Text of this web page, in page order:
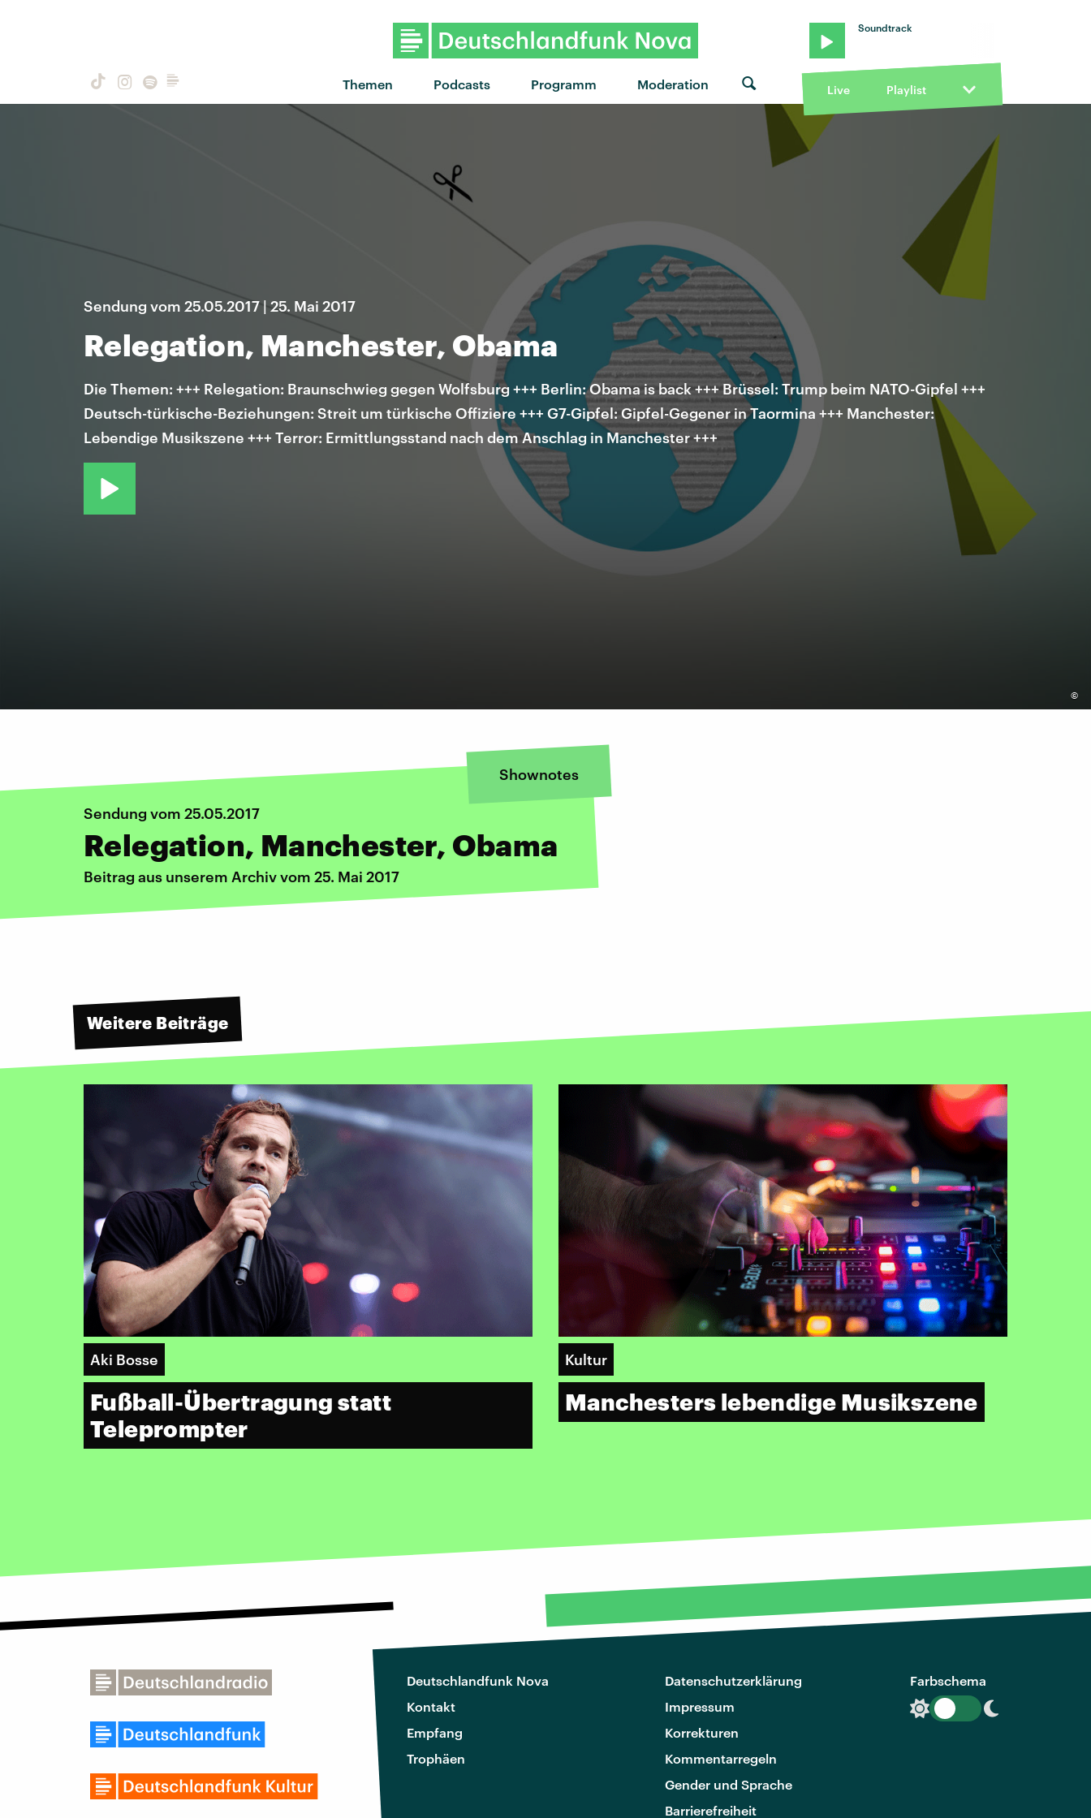
Themen Podcasts Programm Moderation
Soundtrack
Live Playlist
©
Sendung vom 25.05.2017 | 25. Mai 2017
Relegation, Manchester, Obama
Die Themen: +++ Relegation: Braunschwieg gegen Wolfsburg +++ Berlin: Obama is back +++ Brüssel: Trump beim NATO-Gipfel +++
Deutsch-türkische-Beziehungen: Streit um türkische Offiziere +++ G7-Gipfel: Gipfel-Gegener in Taormina +++ Manchester:
Lebendige Musikszene +++ Terror: Ermittlungsstand nach dem Anschlag in Manchester +++
Shownotes
Sendung vom 25.05.2017
Relegation, Manchester, Obama
Beitrag aus unserem Archiv vom 25. Mai 2017
Weitere Beiträge
Aki Bosse
Fußball-Übertragung statt
Teleprompter
Kultur
Manchesters lebendige Musikszene
Deutschlandfunk Nova
Kontakt
Empfang
Trophäen
Datenschutzerklärung
Impressum
Korrekturen
Kommentarregeln
Gender und Sprache
Barrierefreiheit
Farbschema